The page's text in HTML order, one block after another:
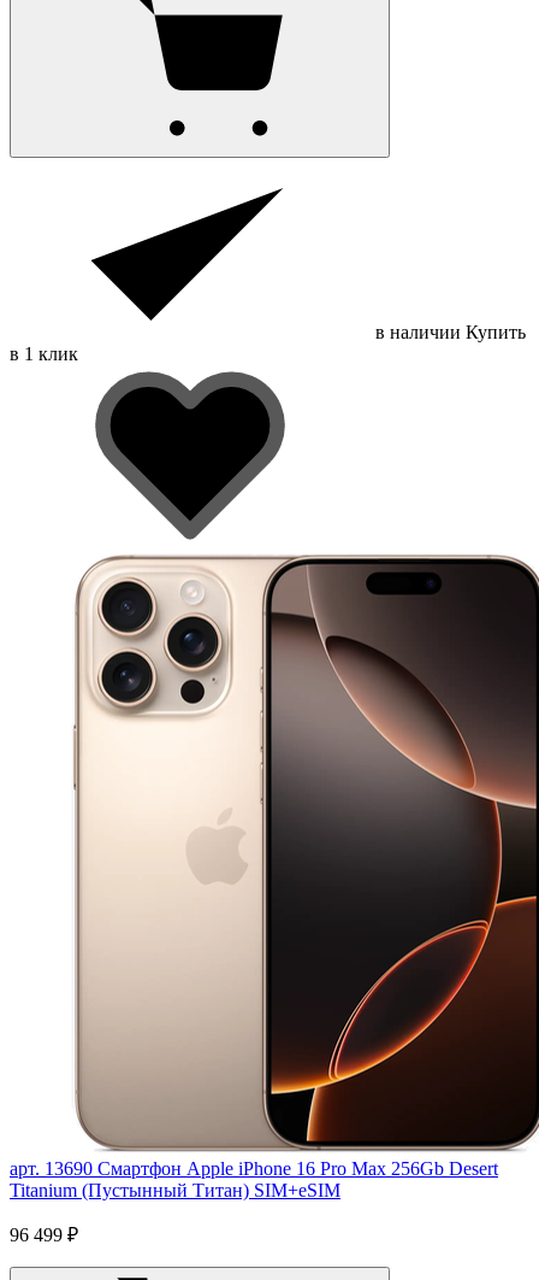
в наличии Купить
в 1 клик
арт. 13690 Смартфон Apple iPhone 16 Pro Max 256Gb Desert
Titanium (Пустынный Титан) SIM+eSIM
96 499 ₽